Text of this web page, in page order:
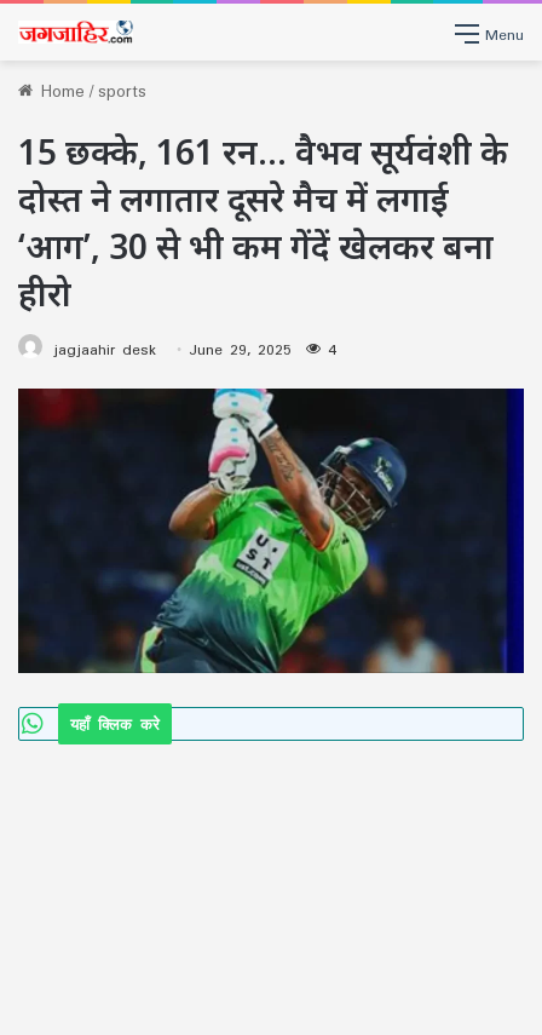
Menu
Home/sports
15 छक्के, 161 रन… वैभव सूर्यवंशी के
दोस्त ने लगातार दूसरे मैच में लगाई
‘आग’, 30 से भी कम गेंदें खेलकर बना
हीरो
jagjaahir desk June 29, 2025 4
यहाँ क्लिक करे